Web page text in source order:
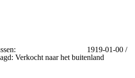
1919-01-00 /
Verkocht naar het buitenland